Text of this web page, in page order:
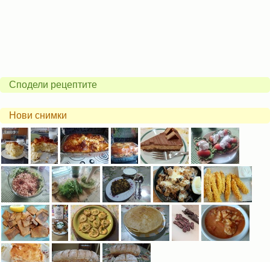
Сподели рецептите
Нови снимки